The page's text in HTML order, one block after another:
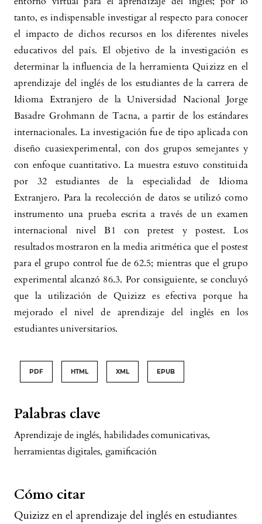
Palabras clave
Aprendizaje de inglés, habilidades comunicativas,
herramientas digitales, gamificación
Cómo citar
Quizizz en el aprendizaje del inglés en estudiantes
idioma inglés según estándares
internacionales en estudiantes de educación
superior. European Public & Social Innovation
Review, 11, 1.
10.31637/epsir-2026-2452
Isabel María García Conesa
(2025)
Strengthening Language Education Through
ICT Integration. , 225.
10.4018/979-8-3373-0801-2.ch008
Gabriela Manzur Vera, Kevin Mario Laura De La
Cruz, Luz Anabella Mendoza Del Valle, Miliam
Quispe Vargas, Cynthia Karín Rodriguez
Palumbo, Ruthy Merla Pilco Velásquez (2025)
El impacto de la ansiedad en el aprendizaje
del idioma inglés según el marco común
europeo: un estudio en estudiantes de idioma
extranjero de una Universidad Pública.
Sociales y Humanidades, 6(3).
10.56712/latam.v6i3.3927
tanto, es indispensable investigar al respecto para conocer
el impacto de dichos recursos en los diferentes niveles
educativos del país. El objetivo de la investigación es
determinar la influencia de la herramienta Quizizz en el
aprendizaje del inglés de los estudiantes de la carrera de
Idioma Extranjero de la Universidad Nacional Jorge
Basadre Grohmann de Tacna, a partir de los estándares
internacionales. La investigación fue de tipo aplicada con
diseño cuasiexperimental, con dos grupos semejantes y
con enfoque cuantitativo. La muestra estuvo constituida
por 32 estudiantes de la especialidad de Idioma
Extranjero. Para la recolección de datos se utilizó como
instrumento una prueba escrita a través de un examen
internacional nivel B1 con pretest y postest. Los
resultados mostraron en la media aritmética que el postest
para el grupo control fue de 62.5; mientras que el grupo
experimental alcanzó 86.3. Por consiguiente, se concluyó
que la utilización de Quizizz es efectiva porque ha
mejorado el nivel de aprendizaje del inglés en los
estudiantes universitarios.
PDF HTML XML EPUB